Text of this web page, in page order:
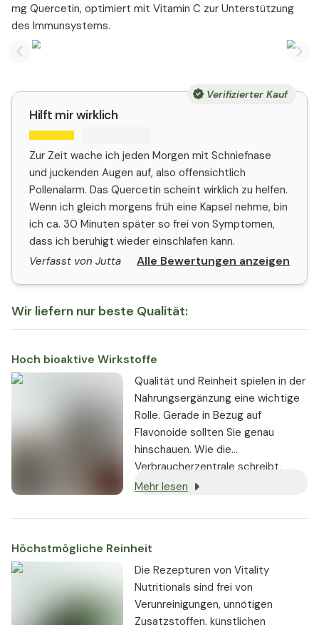
mg Quercetin, optimiert mit Vitamin C zur Unterstützung
des Immunsystems.
Previous slide
Verifizierter Kauf
Hilft mir wirklich
Zur Zeit wache ich jeden Morgen mit Schniefnase
und juckenden Augen auf, also offensichtlich
Pollenalarm. Das Quercetin scheint wirklich zu helfen.
Wenn ich gleich morgens früh eine Kapsel nehme, bin
ich ca. 30 Minuten später so frei von Symptomen,
dass ich beruhigt wieder einschlafen kann.
Verfasst von Jutta
Alle Bewertungen anzeigen
Wir liefern nur beste Qualität:
Hoch bioaktive Wirkstoffe
Qualität und Reinheit spielen in der
Nahrungsergänzung eine wichtige
Rolle. Gerade in Bezug auf
Flavonoide sollten Sie genau
hinschauen. Wie die
Verbraucherzentrale schreibt,
kommt es immer auf die Dosis an
können Ihren Körper dabei
widerstandsfähig zu bleiben. Die
falschen Stoffe bewirken dagegen
das Gegenteil. Wir wissen, worauf
es bei der Herstellung von
Vitalstoffen ankommt.
Mehr lesen
Höchstmögliche Reinheit
Die Rezepturen von Vitality
Nutritionals sind frei von
Verunreinigungen, unnötigen
Zusatzstoffen, künstlichen